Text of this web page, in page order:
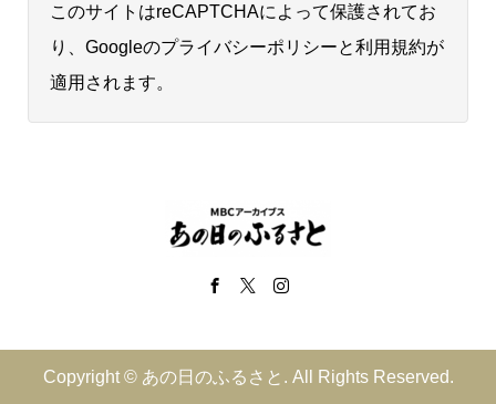
このサイトはreCAPTCHAによって保護されてお
り、Googleのプライバシーポリシーと利用規約が
適用されます。
Copyright ©あの日のふるさと. All Rights Reserved.